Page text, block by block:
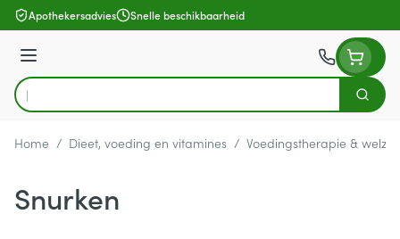
Ga naar de inhoud
Apothekersadvies Snelle beschikbaarheid
Menu
Product, merk, categorie...
Zoek
Home / Dieet, voeding en vitamines / Voedingstherapie & welzijn
Snurken